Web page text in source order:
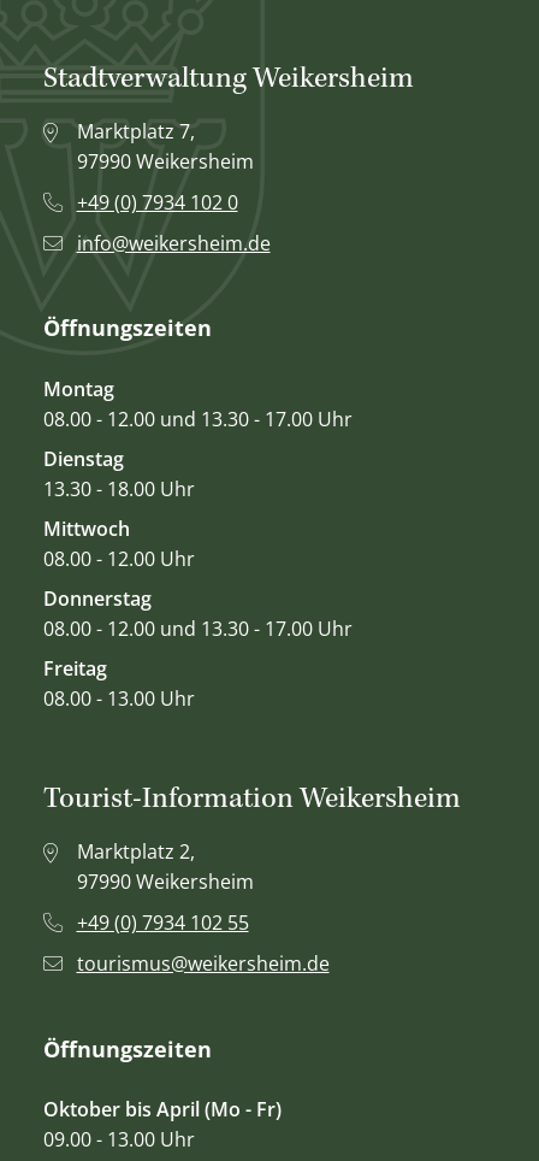
Stadtverwaltung Weikersheim
Marktplatz 7,
97990 Weikersheim
+49 (0) 7934 102 0
info@weikersheim.de
Öffnungszeiten
Montag
08.00 - 12.00 und 13.30 - 17.00 Uhr
Dienstag
13.30 - 18.00 Uhr
Mittwoch
08.00 - 12.00 Uhr
Donnerstag
08.00 - 12.00 und 13.30 - 17.00 Uhr
Freitag
08.00 - 13.00 Uhr
Tourist-Information Weikersheim
Marktplatz 2,
97990 Weikersheim
+49 (0) 7934 102 55
tourismus@weikersheim.de
Öffnungszeiten
Oktober bis April (Mo - Fr)
09.00 - 13.00 Uhr